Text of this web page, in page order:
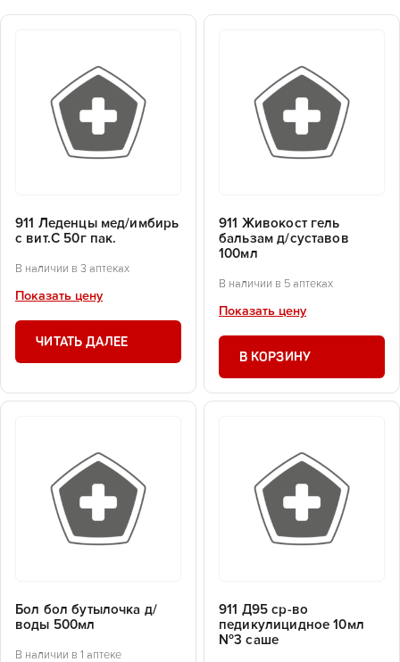
911 Леденцы мед/имбирь
с вит.С 50г пак.
В наличии в 3 аптеках
Показать цену
ЧИТАТЬ ДАЛЕЕ
911 Живокост гель
бальзам д/суставов
100мл
В наличии в 5 аптеках
Показать цену
В КОРЗИНУ
Бол бол бутылочка д/
воды 500мл
В наличии в 1 аптеке
911 Д95 ср-во
педикулицидное 10мл
№3 саше